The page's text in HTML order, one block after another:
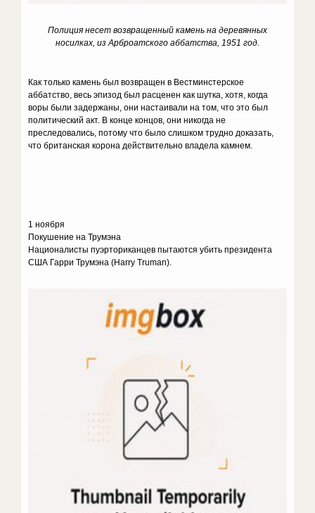
Полиция несет возвращенный камень на деревянных
носилках, из Арброатского аббатства, 1951 год.
Как только камень был возвращен в Вестминстерское
аббатство, весь эпизод был расценен как шутка, хотя, когда
воры были задержаны, они настаивали на том, что это был
политический акт. В конце концов, они никогда не
преследовались, потому что было слишком трудно доказать,
что британская корона действительно владела камнем.
1 ноября
Покушение на Трумэна
Националисты пуэрториканцев пытаются убить президента
США Гарри Трумэна (Harry Truman).